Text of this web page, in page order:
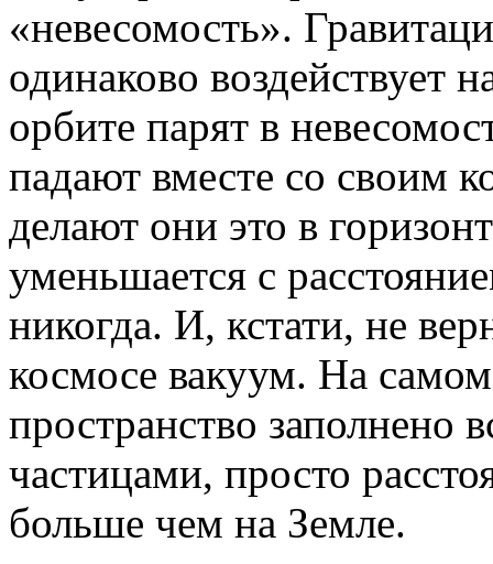
«невесомость».
одинаково воздействует
орбите парят в
падают вместе со своим
делают они это в
уменьшается с
никогда. И, кстати, не
космосе вакуум. На
пространство заполнено
частицами, просто
больше чем на Земле.